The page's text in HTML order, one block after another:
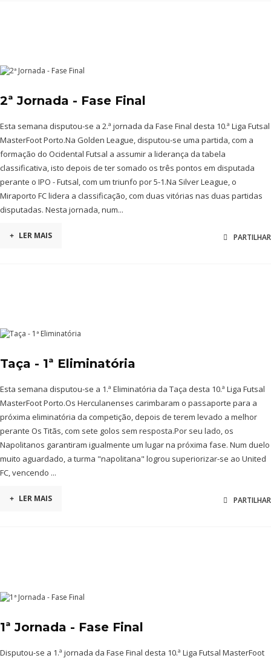
2ª Jornada - Fase Final
Esta semana disputou-se a 2.ª jornada da Fase Final desta 10.ª Liga Futsal
MasterFoot Porto.Na Golden League, disputou-se uma partida, com a
formação do Ocidental Futsal a assumir a liderança da tabela
classificativa, isto depois de ter somado os três pontos em disputada
perante o IPO - Futsal, com um triunfo por 5-1.Na Silver League, o
Miraporto FC lidera a classificação, com duas vitórias nas duas partidas
disputadas. Nesta jornada, num...
+ LER MAIS PARTILHAR
Taça - 1ª Eliminatória
Esta semana disputou-se a 1.ª Eliminatória da Taça desta 10.ª Liga Futsal
MasterFoot Porto.Os Herculanenses carimbaram o passaporte para a
próxima eliminatória da competição, depois de terem levado a melhor
perante Os Titãs, com sete golos sem resposta.Por seu lado, os
Napolitanos garantiram igualmente um lugar na próxima fase. Num duelo
muito aguardado, a turma "napolitana" logrou superiorizar-se ao United
FC, vencendo ...
+ LER MAIS PARTILHAR
1ª Jornada - Fase Final
Disputou-se a 1.ª jornada da Fase Final desta 10.ª Liga Futsal MasterFoot